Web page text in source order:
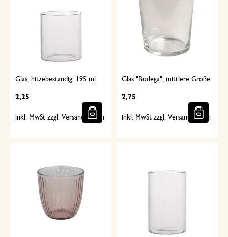
Glas, hitzebeständig, 195 ml
2,25
inkl. MwSt zzgl. Versandkosten
Glas "Bodega", mittlere Größe
2,75
inkl. MwSt zzgl. Versandkosten